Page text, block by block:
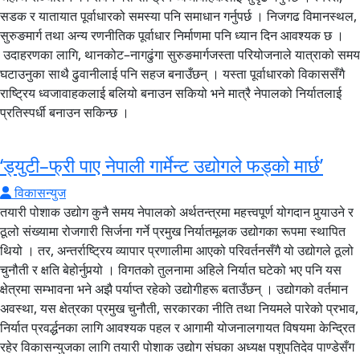
‘ड्युटी–फ्री पाए नेपाली गार्मेन्ट उद्योगले फड्को मार्छ’
विकासन्युज
तयारी पोशाक उद्योग कुनै समय नेपालको अर्थतन्त्रमा महत्त्वपूर्ण योगदान पुर्‍याउने र ठूलो संख्यामा रोजगारी सिर्जना गर्ने प्रमुख निर्यातमूलक उद्योगका रूपमा स्थापित थियो । तर, अन्तर्राष्ट्रिय व्यापार प्रणालीमा आएको परिवर्तनसँगै यो उद्योगले ठूलो चुनौती र क्षति बेहोर्नुपर्‍यो । विगतको तुलनामा अहिले निर्यात घटेको भए पनि यस क्षेत्रमा सम्भावना भने अझै पर्याप्त रहेको उद्योगीहरू बताउँछन् । उद्योगको वर्तमान अवस्था, यस क्षेत्रका प्रमुख चुनौती, सरकारका नीति तथा नियमले पारेको प्रभाव, निर्यात प्रवर्द्धनका लागि आवश्यक पहल र आगामी योजनालगायत विषयमा केन्द्रित रहेर विकासन्युजका लागि तयारी पोशाक उद्योग संघका अध्यक्ष पशुपतिदेव पाण्डेसँग बबिता तामाङले गरेको कुराकानी । अहिले तयारी पोशाक उद्योगको अवस्था के छ ? नेपालमा तयारी पोशाक उद्योगको सुरुवात सन् १९८० को दशकमा भएको हो । त्यसपछि यो उद्योग क्रमिक रूपमा विस्तार हुँदै गएको थियो । विशेषगरी अमेरिकाको ‘मल्टिफाइबर एग्रिमेन्ट’ (एमएफए) अन्तर्गत कोटा प्रणालीमार्फत नेपाली तयारी पोशाक अन्तर्राष्ट्रिय बजारमा निर्यात हुने गरेको थियो । यही कारणले नेपाली तयारी पोशाक उद्योगले छोटो समयमै उल्लेख्य विकास गर्न सफल भयो । तर सन् २००५ मा मल्टिफाइबर एग्रिमेन्ट र कोटा प्रणाली समाप्त भएपछि नेपाली तयारी पोशाक उद्योगमा ठूलो संकट देखियो । त्यसअघि नेपालमा १ हजार ६ सयभन्दा बढी तयारी पोशाक उद्योग सञ्चालनमा रहेकोमा कोटा प्रणाली हटेपछि उद्योगको संख्या एकाएक घटेर १५–२० वटामा सीमित हुन पुग्यो । अहिले नेपालमा करिब २ सय वटा तयारी पोशाक उद्योग सञ्चालनमा छन् । तेस्रो मुलुकतर्फको निर्यातमा तयारी पोशाक दोस्रो स्थानमा रहेको छ । पहिलो स्थानमा गलैंचा रहेको छ । हाल नेपालबाट वार्षिक करिब १० देखि १२ अर्ब रुपैयाँ बराबरको तयारी पोशाक निर्यात भइरहेको छ । पछिल्ला वर्षहरूमा तयारी पोशाकको निर्यात क्रमशः बढ्दै गएको छ । ७/८ अर्ब रुपैयाँको हाराहारीमा रहेको निर्यात अहिले बढेर १०/११ अर्ब रुपैयाँ पुगेको छ । आगामी दिनमा निर्यातलाई अझ विस्तार गर्दै लैजान हामी निरन्तर प्रयासरत छौं । अहिले रूग्ण उद्योग कति छन् ? ठ्याक्कै यति भन्ने छैन । १५/२० को हाराहारीमा छन् होला । रूग्ण उद्योगहरू सञ्चालनमा ल्याउने विषयमा सरकारसँग छलफल भइरहेको छ । नेपालको तयारी पोशाकले अन्तर्राष्ट्रिय बजारमा प्रतिस्पर्धा गर्न नसक्नुका मुख्य कारणहरू के-के हुन् ? अहिले हाम्रो मुख्य बजार अमेरिका हो । तर अमेरिकासँग नेपालले तयारी पोशाक निर्यातमा ड्युटी–फ्री सुविधा पाएको छैन । तयारी पोशाकलाई ड्युटी–फ्रीको व्यवस्था हुनुपर्छ भनेर हामीले सरकारसँग निरन्तर अनुरोध गर्दै आएका छौं । यदि ड्युटी–फ्री सुविधा उपलब्ध हुने हो भने नेपाली तयारी पोशाक उद्योगले ठूलो फड्को मार्न सक्छ । अहिले बंगलादेश, भियतनाम र श्रीलंकाजस्ता देशको तुलनामा नेपालको तयारी पोशाक निर्यात निकै कम छ । बंगलादेशमा सरकारले उद्योगलाई पर्याप्त सहयोग र सुविधा दिएकाले त्यहाँको तयारी पोशाक उद्योग आज पनि सफल रूपमा अघि बढिरहेको छ । श्रीलंकाका उद्योगहरूले पनि राम्रो गरिरहेका छन् । चीन र भारतको त कुरै गर्नुपर्दैन, उनीहरूको तयारी पोशाक उद्योग निकै ठूलो स्तरमा स्थापित भइसकेको छ । नेपालमा पनि यो उद्योगलाई ठूलो स्तरमा विस्तार गर्न हामी प्रयासरत छौं । तर विभिन्न कारणले नेपाली तयारी पोशाक अन्तर्राष्ट्रिय बजारमा करिब २५ प्रतिशतसम्म महँगो पर्ने अवस्था छ । पूर्वाधारको कमी, उच्च लजिस्टिक लागत, कार्गो भाडा र ढुवानी खर्चका कारण नेपाली उत्पादन प्रतिस्पर्धी बन्न सकेको छैन । त्यसमाथि हामीसँग ‘ग्रीन च्यानल’को सुविधा छैन, जसका कारण सामान समयमा गन्तव्यसम्म पुग्न सक्दैन । विभिन्न कारणले सरकारले दिँदै आएको इन्सेन्टिभसमेत अहिले रोकिएको अवस्था छ । हामीसँग प्राकृतिक फाइबर, प्लान्ट बेस्ड फाइबर र एनिमल बेस्ड फाइबरको पर्याप्त सम्भावना छ । त्यसैगरी, अहिले रूग्ण अवस्थामा रहेका उद्योगहरूलाई पुनः सञ्चालनमा ल्याउने र नेपालमा कपास खेतीलाई पुनर्जीवित गर्ने काम गर्न आवश्यक छ । यी सबै समस्याको समाधान गर्न सकेमा नेपाली तयारी पोशाक उद्योगलाई थप प्रतिस्पर्धी बनाउँदै निर्यातमा ठूलो वृद्धि गर्न सकिन्छ । अन्तर्राष्ट्रिय बजारमा प्रतिस्पर्धी क्षमता बढाउन सरकारले के–के गर्नुपर्छ होला ? लजिस्टिक लागत नै हाम्रो ठूलो चुनौती हो । हाम्रो कुल लागतको करिब १०–१२ प्रतिशत रकम ट्रान्सपोर्टेसनमै खर्च हुन्छ । सामानलाई मिडिल इस्ट वा बीचको कुनै हबमा लगेर त्यहाँबाट अन्तर्राष्ट्रिय बजारमा पठाउने हो भने पनि लागत केही कम गर्न सकिने सम्भावना छ । त्यसका लागि सरकारले आवश्यक मेकानिजम बनाउनुपर्छ। त्यसैगरी, आफ्नै कच्चा पदार्थ उत्पादनमा जोड दिनुपर्छ । नयाँ प्रविधि भित्र्याउन सरकारले सब्सिडी तथा अन्य प्रोत्साहनका कार्यक्रम ल्याउन आवश्यक छ । एलडीसी ग्राजुएसनपछि तयारी पोशाक उद्योगमा ‘डबल ट्रान्सफर्मेसन’को आवश्यकता पर्ने भएकाले त्यसका लागि पनि अहिलेबाटै तयारी गर्नुपर्छ । त्यसका साथै उद्योग स्थापनाका लागि आवश्यक जग्गा प्राप्तिको समस्या समाधान गर्नुपर्छ । किनभने उद्योगको लागि जग्गा धेरै चाहिन्छ । प्रविधिको विकास र आधुनिकीकरणमा पनि विशेष ध्यान दिनुपर्छ । सबैभन्दा महत्त्वपूर्ण कुरा भनेको विभिन्न देशसँग फ्रि ट्रेड एग्रिमेन्ट (एफटीए) गर्न पहल गर्नु हो । साथै विदेशी लगानी (एफडीआई) भित्र्याएर नेपालमै उत्पादन र मूल्य अभिवृद्धि गर्ने वातावरण बनाउनुपर्छ । यद्यपि, नेपालका केही सकारात्मक पक्ष पनि छन् । नेपालमा विद्युत् तुलनात्मक रूपमा सस्तो छ । श्रम लागत पनि अन्य मुलुकको तुलनामा प्रतिस्पर्धी नै छ । चीन र भारतको तुलनामा नेपालमा श्रम लागत कम छ भने बंगलादेश र भियतनामको तुलनामा पनि हामी प्रतिस्पर्धी अवस्थामा छौं । नीतिगत रूपमा सरकारले तुरुन्तै गर्नुपर्ने कामहरू के–के हुन् ? सरकारले सबैभन्दा पहिले रूग्ण अवस्थामा रहेका तयारी पोशाक उद्योगलाई तत्काल पुनःसञ्चालनमा ल्याउन पहल गर्नुपर्छ । त्यसैगरी, ‘ग्रीन गार्मेन्ट भिलेज’को अवधारणामा जान आवश्यक छ । उद्योगका लागि आवश्यक दक्ष जनशक्ति उत्पादन गर्न प्राविधिक कलेज तथा तालिम केन्द्र स्थापना र सञ्चालनमा जोड दिनुपर्छ । तयारी पोशाक उद्योगलाई लक्षित गरी स्पष्ट र प्रभावकारी निर्यात नीति बनाउनुपर्छ । पारवहन तथा लजिस्टिक लागत घटाउन विशेष पहल आवश्यक छ । इन्स्टिच्युट अफ एक्सपोर्ट एन्ड इन्टरनेसनल ट्रेड (ईसीआई) लगायत निर्यात प्रवर्द्धनसँग सम्बन्धित संस्थागत संरचनालाई प्रभावकारी बनाउनुपर्छ । नेपालमा एकीकृत प्रयोगशाला (इन्टिग्रेटेड ल्याब) को अभाव रहेकाले त्यसको समेत व्यवस्था गर्न आवश्यक छ । बैंकिङ नीतिलाई पनि उद्योगमैत्री र लचिलो बनाउनुपर्छ । निर्यातमा बैंकिङ क्षेत्रमा खासै समस्या छैन । तर तेस्रो मुलुकमा निर्यात गर्ने उद्योगका लागि केही समस्या छन् । विगतमा पर्चेज अर्डर वा अर्डरसम्बन्धी कागजातका आधारमा बैंकबाट कर्जा लिन सकिने व्यवस्था थियो, तर केही समयदेखि यो सुविधा रोकिएको छ । उक्त व्यवस्था पुनः सुचारु गर्न आवश्यक छ । त्यसैगरी, रोयल्टी, पूर्वाधार विकास र औद्योगिक विकासका क्षेत्रमा पनि सरकारले स्पष्ट नीति बनाएर काम गर्नुपर्छ। कच्चा पदार्थमा हामी कति प्रतिशत आयातमै निर्भर छौं ? स्वदेशमै कपडा तथा अन्य कच्चा पदार्थको उत्पादन बढाउन सक्ने सम्भावना कति छ ? अहिले तयारी पोशाक उद्योग कच्चा पदार्थका आयातमै निर्भर छ । वार्षिक रूपमा प्रयोग हुने कुल कच्चा पदार्थमध्ये करिब ६० प्रतिशत आयात गर्नुपर्ने अवस्था छ भने बाँकी ४० प्रतिशत मात्रै स्वदेशी कच्चा पदार्थ प्रयोग भइरहेको छ । त्यसैले अहिले नै पूर्ण रूपमा नेपाली कच्चा पदार्थमा निर्भर भएर उद्योग सञ्चालन गर्न सकिने अवस्था छैन । यद्यपि, नेपालमा प्राकृतिक फाइबर र कपास उत्पादनमा ठूलो सम्भावना छ । विगतमा कपास खेतीको विकासका लागि रहेको कपास विकास प्राधिकरण खारेज भएपछि नेपालमा कपास खेती अहिले लगभग छैन । त्यसलाई पुनर्जीवित गर्न आवश्यक छ । त्यस्तै, प्लान्ट बेस्ड फाइबर उत्पादन र प्रशोधनमा वनसम्बन्धी लगायत विभिन्न कानुनी अवरोध छन् । ती कानुनलाई समयानुकूल परिमार्जन गरी नयाँ सम्भावनाका क्षेत्रमा काम गर्न सके स्वदेशमै कच्चा पदार्थ उत्पादन बढाउन सकिन्छ । तर यसका लागि पूर्वाधार विकास पनि उत्तिकै महत्त्वपूर्ण छ । सडक तथा ढुवानीको सुविधा कमजोर हुँदा बोर्डरदेखि उद्योगसम्म कच्चा पदार्थ ल्याउँदा लागत निकै महँगो पर्छ । निर्यात प्रवर्द्धनका लागि प्रभावकारी र समयानुकूल नीति आवश्यक छ । नेपालको निर्यात नीति पुरानो भएकाले त्यसलाई पनि वर्तमान अन्तर्राष्ट्रिय व्यापार प्रणालीअनुसार परिमार्जन गर्नुपर्छ । नेपालका उच्च पहाडी, मध्यपहाडी तथा तराई क्षेत्रमा विभिन्न प्रकारका प्राकृतिक कच्चा पदार्थ उपलब्ध छन् । ती कच्चा पदार्थलाई प्लान्ट बेस्ड फाइबरका रूपमा प्रशोधन गरी उच्च मूल्य अभिवृद्धि गर्न सकिन्छ । अहिले विश्व बजारमा लिनेन, प्राकृतिक हेम्प, अल्लोजस्ता प्राकृतिक रेसाबाट बनेका कपडाप्रति आकर्षण बढिरहेको छ । त्यसैले नेपालमा उपलब्ध प्राकृतिक कच्चा पदार्थलाई प्रशोधन गरी उच्च मूल्य अभिवृद्धिसहित अन्तर्राष्ट्रिय बजारमा पुर्‍याउन सके नेपाली तयारी पोशाक उद्योगले नयाँ सम्भावना हासिल गर्न सक्छ । यो उद्योगका लागि आवश्यक दक्ष जनशक्ति कति हो ? उद्योगमा प्रत्यक्ष र अप्रत्यक्ष रूपमा करिब १ लाख जनाले रोजगारी पाइरहेका छन् । तर अहिले उद्योगका लागि आवश्यक श्रमशक्तिको अभाव ठूलो समस्याका रूपमा देखिएको छ । ठूलो संख्यामा नेपाली श्रमशक्ति विदेश गएपछि उद्योग सञ्चालनका लागि आवश्यक जनशक्ति पाउनसमेत कठिन भइरहेको छ । यद्यपि, उद्योगका लागि आवश्यक जनशक्ति उत्पादन गर्न धेरै समय लाग्दैन । करिब तीन महिनाको तालिम दिएपछि कामदारलाई दक्ष बनाउन सकिन्छ । नेपालमा तालिम प्राप्त जनशक्ति उत्पादन गर्ने हो भने उनीहरूले विश्व बजारमा प्रतिस्पर्धा गर्न सक्ने गुणस्तरीय तयारी पोशाक उत्पादन गर्न सक्छन् । विदेशी कामदारको अवस्था कस्तो छ ? नेपालका तयारी पोशाक उद्योगमा भारतबाट आएका प्राविधिक कामदारहरू कार्यरत छन् । केही बंगलादेशी कामदारसमेत छन् । विदेशी कामदारलाई व्यवस्थित रूपमा दर्ता गरी कानुनी प्रक्रियाअनुसार काम गर्ने वातावरण बनाउन आवश्यक छ । त्यसका साथै नेपाली उद्योगको उत्पादन बढाउन सरकारले स्वदेशी उत्पादनको प्रयोगलाई प्राथमिकता दिनुपर्छ । नेपाली सेना, नेपाल प्रहरी, विद्यालय तथा कैदीबन्दीका लागि आवश्यक पोशाकलगायत सामग्री सम्भव भएसम्म स्वदेशी उद्योगबाटै खरिद गर्ने नीति ल्याउनुपर्छ । यसले स्वदेशी उद्योगलाई बजार सुनिश्चित गर्नुका साथै उत्पादन र रोजगारी विस्तारमा समेत महत्त्वपूर्ण योगदान पुर्‍याउन सक्छ । नयाँ बजारको सम्भावना कस्तो छ ? नयाँ बजारको ठूलो सम्भावना छ । युरोपमा अहिले पनि ड्युटी–फ्री सुविधा रहेकाले त्यहाँ नेपाली तयारी पोशाकको बजार विस्तार गर्न सकिन्छ । एलडीसी ग्राजुएसनपछि युरोपेली बजारमा कसरी आफ्नो पहुँच कायम राख्ने र अन्य बजारमा कसरी विस्तार गर्ने भन्ने विषयमा हामीले काम गरिरहेका छौं । अमेरिकी बजार हाम्रो सबैभन्दा सम्भावनायुक्त बजार हो । त्यसबाहेक दक्षिण अमेरिकी मुलुक, दक्षिण अफ्रिका र रुसलगायतका बजारमा पनि सम्भावना खोज्न सकिन्छ । सरकारले विभिन्न मुलुकसँग एफटीए गर्न पहल गर्ने र आवश्यक सहजीकरण गर्ने हो भने नेपालको तयारी पोशाक उद्योगले ती बजारमा आफ्नो उपस्थिति विस्तार गर्न सक्छ । हेटौंडा कपडा उद्योग पुनःसञ्चालनको प्रक्रिया अघि बढाउनु सकारात्मक कदम हो । हामीले लामो समयदेखि रुग्ण उद्योग सञ्चालनमा ल्याउन पहल गर्दै आएका छौं । सरकारले टेक्सटाइल एन्ड क्लोथिङ डेभलपमेन्टसम्बन्धी रणनीति बनाएर निर्यात प्रवर्द्धन, विदेशी लगानी, सीप विकास, पूर्वाधार, डिजाइन, ब्रान्डिङ र बजारीकरणमा काम गर्न आवश्यक छ । त्यसैगरी, एक्सपोर्ट क्रेडिट इन्स्योरेन्स, सीप विकास तालिम, अन्तर्राष्ट्रिय व्यापार मेला, ई–कमर्सलगायतका माध्यमबाट नेपाली तयारी पोशाकलाई विश्व बजारमा प्रवर्द्धन गर्नुपर्छ । सरकारले निर्यातबाट प्राप्त आम्दानीको निश्चित हिस